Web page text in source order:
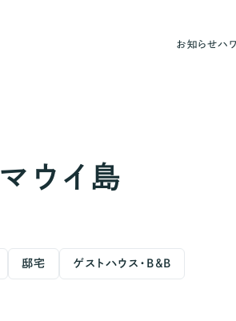
お知らせハ
マウイ島
邸宅 ゲストハウス・B&B